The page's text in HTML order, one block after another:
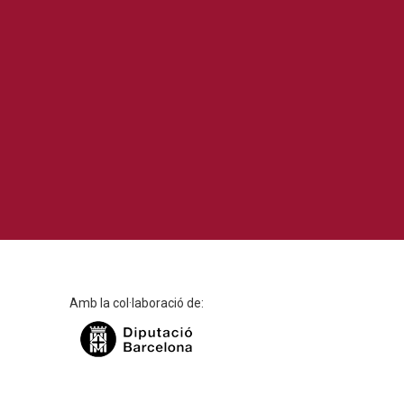
Amb la col·laboració de: